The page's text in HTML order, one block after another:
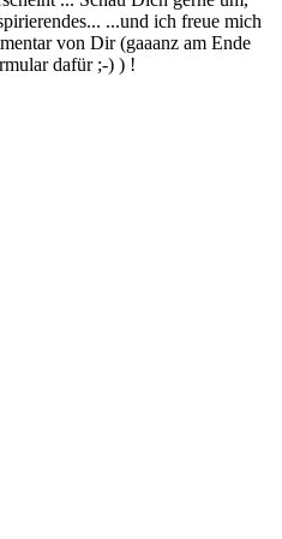
...und ich freue mich
von Dir (gaaanz am Ende
dafür ;-) ) !